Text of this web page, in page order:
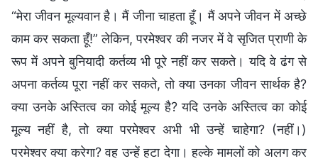
“मेरा जीवन मूल्यवान है। मैं जीना चाहता हूँ। मैं अपने जीवन में अच्छे
काम कर सकता हूँ!” लेकिन, परमेश्वर की नजर में वे सृजित प्राणी के
रूप में अपने बुनियादी कर्तव्य भी पूरे नहीं कर सकते। यदि वे ढंग से
अपना कर्तव्य पूरा नहीं कर सकते, तो क्या उनका जीवन सार्थक है?
क्या उनके अस्तित्व का कोई मूल्य है? यदि उनके अस्तित्व का कोई
मूल्य नहीं है, तो क्या परमेश्वर अभी भी उन्हें चाहेगा? (नहीं।)
परमेश्वर क्या करेगा? वह उन्हें हटा देगा। हल्के मामलों को अलग कर